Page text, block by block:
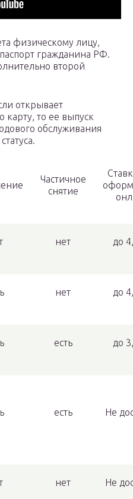
физическому лицу,
гражданина РФ.
второй
открывает
карту, то ее выпуск
обслуживания
Частичное
снятие
нет до
нет до
есть до
есть Не
нет Не